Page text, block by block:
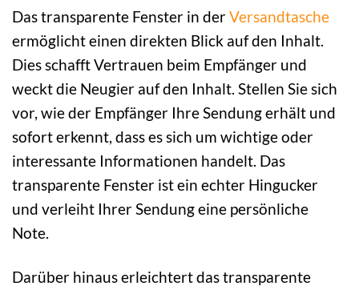
Das transparente Fenster in derVersandtasche
ermöglicht einen direkten Blick auf den Inhalt.
Dies schafft Vertrauen beim Empfänger und
weckt die Neugier auf den Inhalt. Stellen Sie sich
vor, wie der Empfänger Ihre Sendung erhält und
sofort erkennt, dass es sich um wichtige oder
interessante Informationen handelt. Das
transparente Fenster ist ein echter Hingucker
und verleiht Ihrer Sendung eine persönliche
Note.
Darüber hinaus erleichtert das transparente